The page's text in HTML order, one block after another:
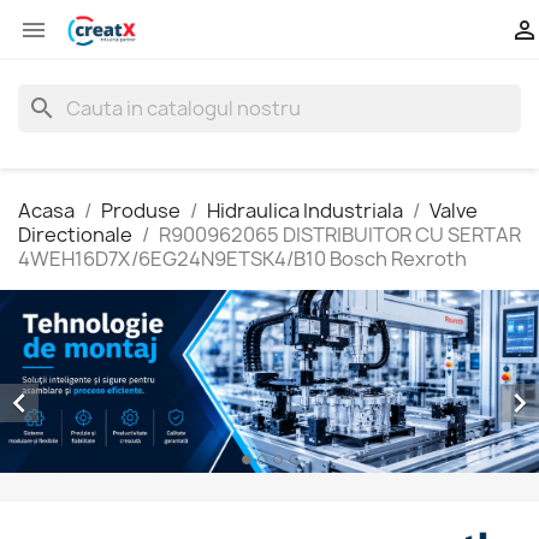
 
search
Acasa Produse Hidraulica Industriala
Valve
Directionale
R900962065 DISTRIBUITOR CU SERTAR
4WEH16D7X/6EG24N9ETSK4/B10 Bosch Rexroth
 